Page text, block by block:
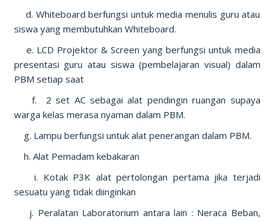
d. Whiteboard berfungsi untuk media menulis guru atau
siswa yang membutuhkan Whiteboard.
e. LCD Projektor & Screen yang berfungsi untuk media
presentasi guru atau siswa (pembelajaran visual) dalam
PBM setiap saat
f. 2 set AC sebagai alat pendingin ruangan supaya
warga kelas merasa nyaman dalam PBM.
g. Lampu berfungsi untuk alat penerangan dalam PBM.
h. Alat Pemadam kebakaran
i. Kotak P3K alat pertolongan pertama jika terjadi
sesuatu yang tidak diinginkan
j. Peralatan Laboratorium antara lain : Neraca Beban,